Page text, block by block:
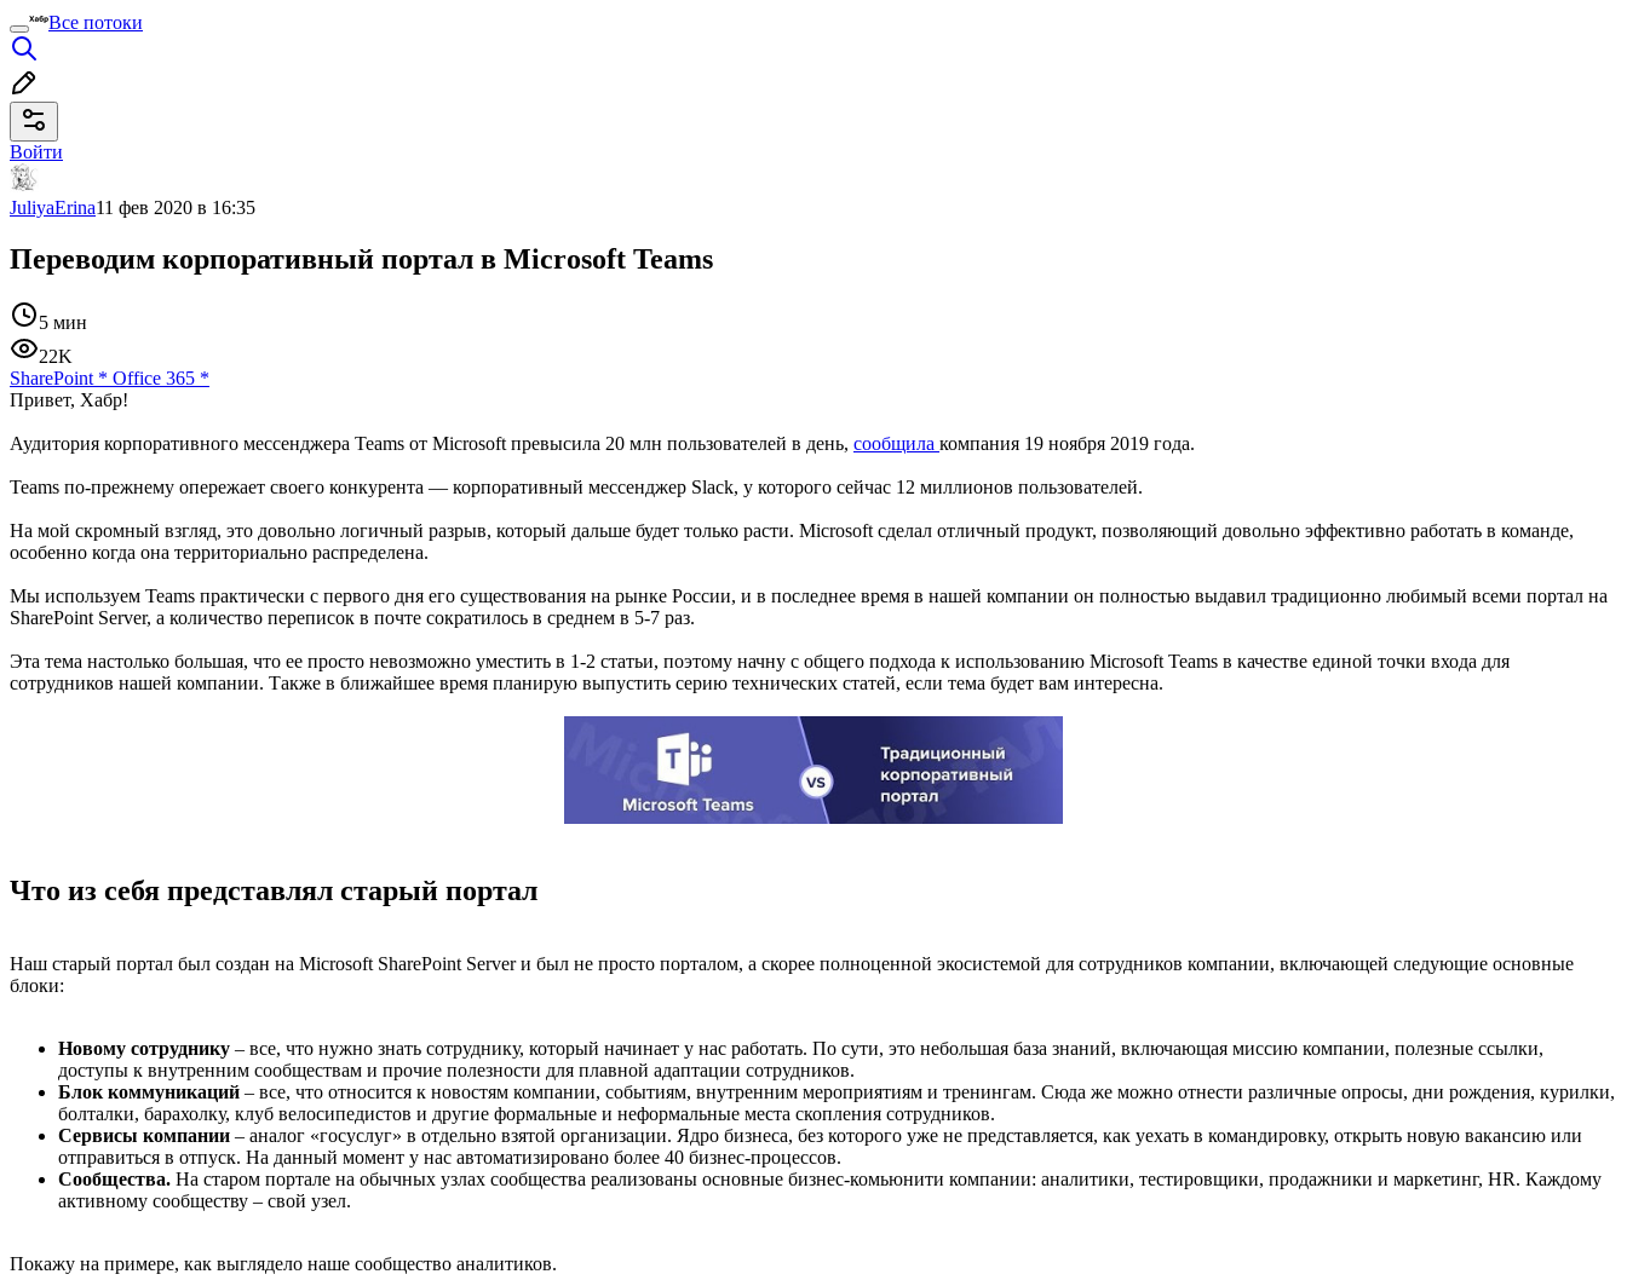
Все потоки
Войти
JuliyaErina11 фев 2020 в 16:35
Переводим корпоративный портал в Microsoft Teams
5 мин
22K
SharePoint * Office 365 *
Привет, Хабр!
Аудитория корпоративного мессенджера Teams от Microsoft превысила 20 млн пользователей в день, сообщила компания 19 ноября 2019 года.
Teams по-прежнему опережает своего конкурента — корпоративный мессенджер Slack, у которого сейчас 12 миллионов пользователей.
На мой скромный взгляд, это довольно логичный разрыв, который дальше будет только расти. Microsoft сделал отличный продукт, позволяющий довольно эффективно работать в команде,
особенно когда она территориально распределена.
Мы используем Teams практически с первого дня его существования на рынке России, и в последнее время в нашей компании он полностью выдавил традиционно любимый всеми портал на
SharePoint Server, а количество переписок в почте сократилось в среднем в 5-7 раз.
Эта тема настолько большая, что ее просто невозможно уместить в 1-2 статьи, поэтому начну с общего подхода к использованию Microsoft Teams в качестве единой точки входа для
сотрудников нашей компании. Также в ближайшее время планирую выпустить серию технических статей, если тема будет вам интересна.
Что из себя представлял старый портал
Наш старый портал был создан на Microsoft SharePoint Server и был не просто порталом, а скорее полноценной экосистемой для сотрудников компании, включающей следующие основные
блоки:
Новому сотруднику – все, что нужно знать сотруднику, который начинает у нас работать. По сути, это небольшая база знаний, включающая миссию компании, полезные ссылки,
доступы к внутренним сообществам и прочие полезности для плавной адаптации сотрудников.
Блок коммуникаций – все, что относится к новостям компании, событиям, внутренним мероприятиям и тренингам. Сюда же можно отнести различные опросы, дни рождения, курилки,
болталки, барахолку, клуб велосипедистов и другие формальные и неформальные места скопления сотрудников.
Сервисы компании – аналог «госуслуг» в отдельно взятой организации. Ядро бизнеса, без которого уже не представляется, как уехать в командировку, открыть новую вакансию или
отправиться в отпуск. На данный момент у нас автоматизировано более 40 бизнес-процессов.
Сообщества. На старом портале на обычных узлах сообщества реализованы основные бизнес-комьюнити компании: аналитики, тестировщики, продажники и маркетинг, HR. Каждому
активному сообществу – свой узел.
Покажу на примере, как выглядело наше сообщество аналитиков.